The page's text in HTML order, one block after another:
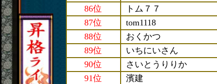
86位
トム７７
87位
tom1118
88位
おくかつ
89位
いちにいさん
90位
さいとうりりか
91位
濱建